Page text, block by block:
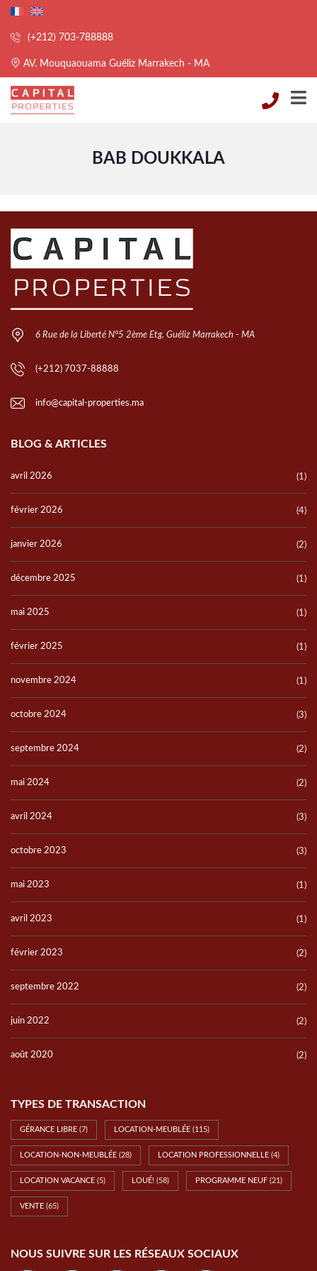
(+212) 703-788888
AV. Mouquaouama Guéliz Marrakech - MA
BAB DOUKKALA
6 Rue de la Liberté N°5 2ème Etg. Guéliz Marrakech - MA
(+212) 7037-88888
info@capital-properties.ma
BLOG & ARTICLES
avril 2026 (1)
février 2026 (4)
janvier 2026 (2)
décembre 2025 (1)
mai 2025 (1)
février 2025 (1)
novembre 2024 (1)
octobre 2024 (3)
septembre 2024 (2)
mai 2024 (2)
avril 2024 (3)
octobre 2023 (3)
mai 2023 (1)
avril 2023 (1)
février 2023 (2)
septembre 2022 (2)
juin 2022 (2)
août 2020 (2)
TYPES DE TRANSACTION
GÉRANCE LIBRE (7) LOCATION-MEUBLÉE (115)
LOCATION-NON-MEUBLÉE (28) LOCATION PROFESSIONNELLE (4)
LOCATION VACANCE (5) LOUÉ! (58) PROGRAMME NEUF (21)
VENTE (65)
NOUS SUIVRE SUR LES RÉSEAUX SOCIAUX